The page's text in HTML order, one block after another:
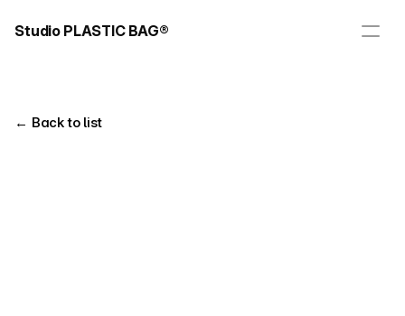
← Back to list
Studio PLASTIC BAG®